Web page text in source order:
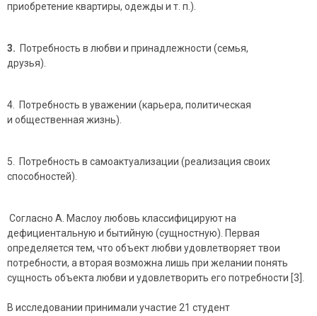
приобретение квартиры, одежды и т. п.).
3. Потребность в любви и принадлежности (семья,
друзья).
4. Потребность в уважении (карьера, политическая
и общественная жизнь).
5. Потребность в самоактуализации (реализация своих
способностей).
Согласно А. Маслоу любовь классифицируют на
дефициентальную и бытийную (сущностную). Первая
определяется тем, что объект любви удовлетворяет твои
потребности, а вторая возможна лишь при желании понять
сущность объекта любви и удовлетворить его потребности [3].
В исследовании принимали участие 21 студент